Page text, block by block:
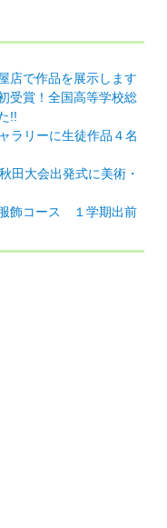
店で作品を展示します
受賞！全国高等学校総
!!
ラリーに生徒作品４名
田大会出発式に美術・
飾コース １学期出前